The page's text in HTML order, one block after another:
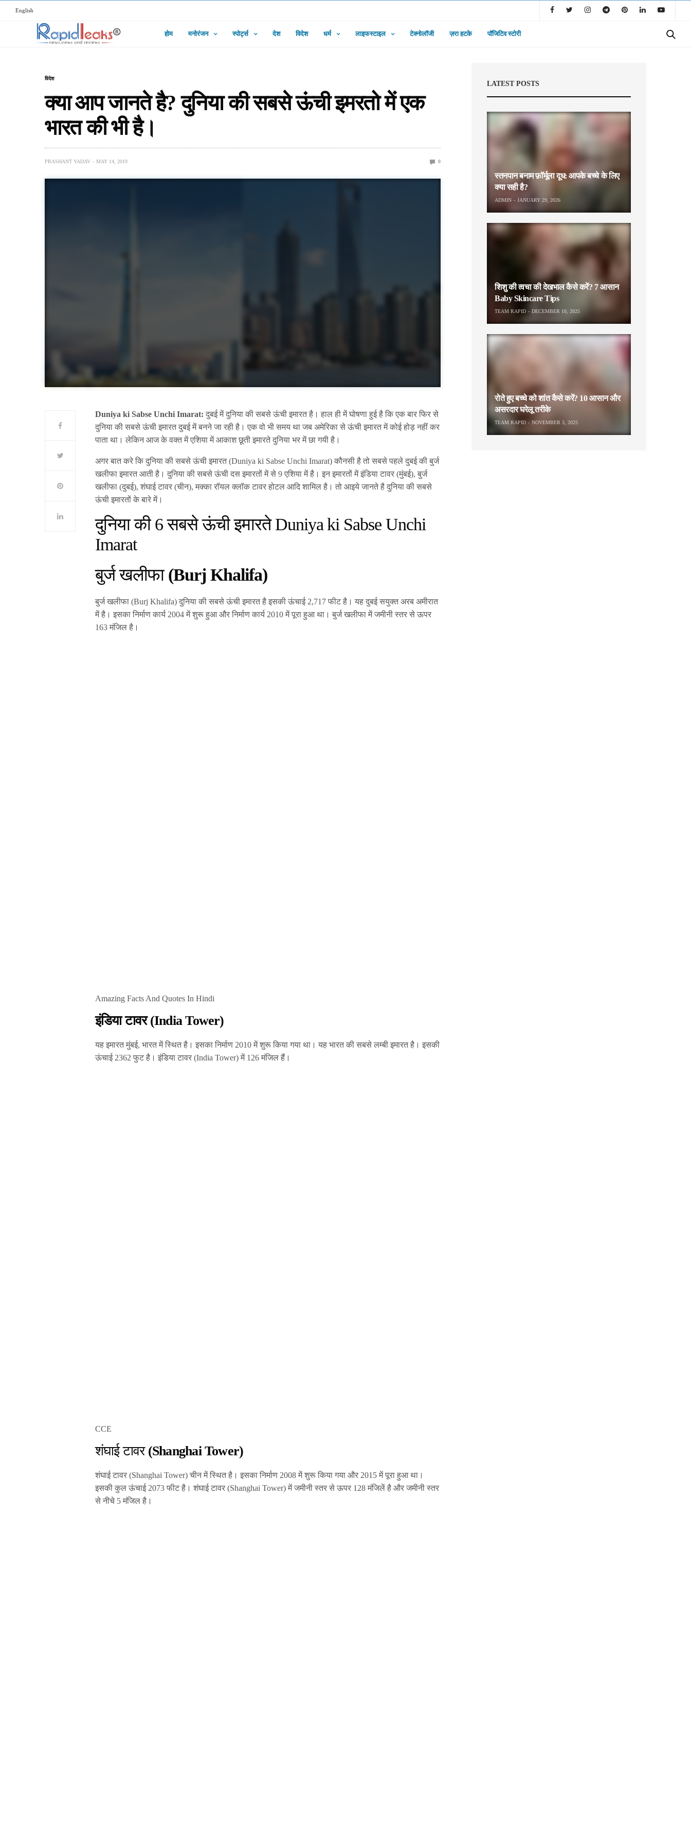
English
होम मनोरंजन स्पोर्ट्स देश विदेश धर्म लाइफस्टाइल टेक्नोलॉजी ज़रा हटके पॉजिटिव स्टोरी
विदेश
क्या आप जानते है? दुनिया की सबसे ऊंची इमरतो में एक
भारत की भी है।
PRASHANT YADAV MAY 14, 2019 0
Duniya ki Sabse Unchi Imarat:दुबई में दुनिया की सबसे ऊंची इमारत है। हाल ही में घोषणा हुई है कि एक बार फिर से
दुनिया की सबसे ऊंची इमारत दुबई में बनने जा रही है। एक वो भी समय था जब अमेरिका से ऊंची इमारत में कोई होड़ नहीं कर
पाता था। लेकिन आज के वक्त में एशिया में आकाश छूती इमारते दुनिया भर में छा गयी है।
अगर बात करे कि दुनिया की सबसे ऊंची इमारत(Duniya ki Sabse Unchi Imarat)कौनसी है तो सबसे पहले दुबई की बुर्ज
खलीफा इमारत आती है। दुनिया की सबसे ऊंची दस इमारतों में से 9 एशिया में है। इन इमारतों में इंडिया टावर (मुंबई), बुर्ज
खलीफा (दुबई), शंघाई टावर (चीन), मक्का रॉयल क्लॉक टावर होटल आदि शामिल है। तो आइये जानते है दुनिया की सबसे
ऊंची इमारतों के बारे में।
दुनिया की 6 सबसे ऊंची इमारतेDuniya ki Sabse Unchi
Imarat
बुर्ज खलीफा (Burj Khalifa)
बुर्ज खलीफा(Burj Khalifa) दुनिया की सबसे ऊंची इमारत है इसकी ऊंचाई 2,717 फीट है। यह दुबई सयुक्त अरब अमीरात
में है। इसका निर्माण कार्य 2004 में शुरू हुआ और निर्माण कार्य 2010 में पूरा हुआ था। बुर्ज खलीफा में जमीनी स्तर से ऊपर
163 मंजिल है।
Amazing Facts And Quotes In Hindi
इंडिया टावर (India Tower)
यह इमारत मुंबई, भारत में स्थित है। इसका निर्माण 2010 में शुरू किया गया था। यह भारत की सबसे लम्बी इमारत है। इसकी
ऊंचाई 2362 फुट है। इंडिया टावर (India Tower) में 126 मंजिल हैं।
CCE
शंघाई टावर (Shanghai Tower)
शंघाई टावर (Shanghai Tower) चीन में स्थित है। इसका निर्माण 2008 में शुरू किया गया और 2015 में पूरा हुआ था।
इसकी कुल ऊंचाई 2073 फीट है। शंघाई टावर(Shanghai Tower)में जमीनी स्तर से ऊपर 128 मंजिलें है और जमीनी स्तर
से नीचे 5 मंजिल है।
LATEST POSTS
स्तनपान बनाम फ़ॉर्मूला दूध: आपके बच्चे के लिए
क्या सही है?
ADMIN JANUARY 29, 2026
शिशु की त्वचा की देखभाल कैसे करें? 7 आसान
Baby Skincare Tips
TEAM RAPID DECEMBER 10, 2025
रोते हुए बच्चे को शांत कैसे करें? 10 आसान और
असरदार घरेलू तरीके
TEAM RAPID NOVEMBER 3, 2025